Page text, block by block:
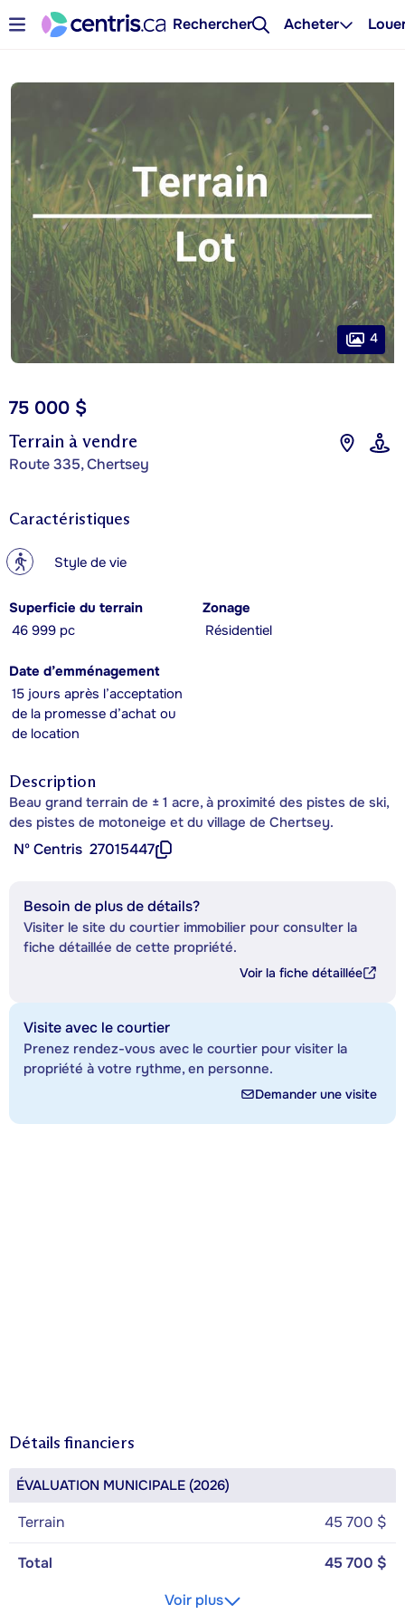
Rechercher Acheter
Terrain à vendre
Route 335, Chertsey
75 000 $
4
Caractéristiques
? Style de vie
Superficie du terrain
46 999 pc
Zonage
Résidentiel
Date d’emménagement
15 jours après l’acceptation
de la promesse d’achat ou
de location
Description
Beau grand terrain de ± 1 acre, à proximité des pistes de ski,
des pistes de motoneige et du village de Chertsey.
Nº Centris 27015447
Besoin de plus de détails?
Visiter le site du courtier immobilier pour consulter la
fiche détaillée de cette propriété.
Voir la fiche détaillée
Visite avec le courtier
Prenez rendez-vous avec le courtier pour visiter la
propriété à votre rythme, en personne.
Demander une visite
Détails financiers
ÉVALUATION MUNICIPALE (2026)
Terrain 45 700 $
Total
45 700 $
Voir plus